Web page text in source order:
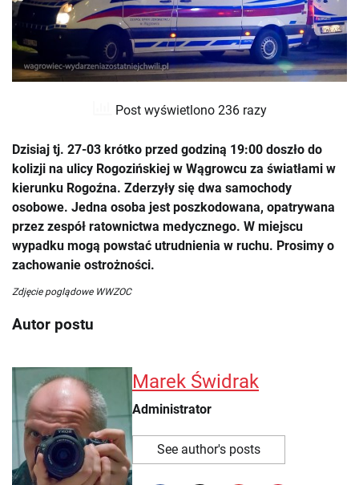
Post wyświetlono 236 razy
Dzisiaj tj. 27-03 krótko przed godziną 19:00 doszło do
kolizji na ulicy Rogozińskiej w Wągrowcu za światłami w
kierunku Rogoźna. Zderzyły się dwa samochody
osobowe. Jedna osoba jest poszkodowana, opatrywana
przez zespół ratownictwa medycznego. W miejscu
wypadku mogą powstać utrudnienia w ruchu. Prosimy o
zachowanie ostrożności.
Zdjęcie poglądowe WWZOC
Autor postu
Marek Świdrak
Administrator
See author's posts